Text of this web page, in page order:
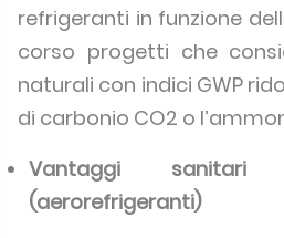
refrigeranti in funzione
corso progetti che
naturali con indici GWP
di carbonio CO2 o
Vantaggi sanitari
(aerorefrigeranti)